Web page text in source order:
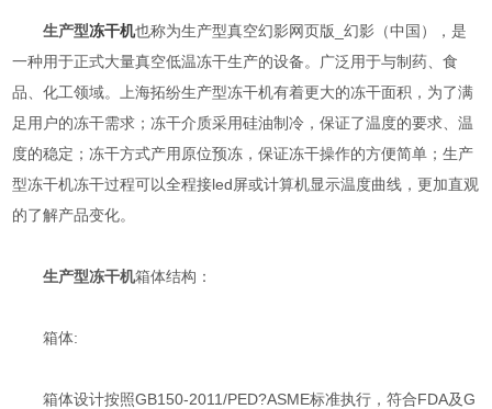
生产型冻干机也称为生产型真空幻影网页版_幻影（中国），是
一种用于正式大量真空低温冻干生产的设备。广泛用于与制药、食
品、化工领域。上海拓纷生产型冻干机有着更大的冻干面积，为了满
足用户的冻干需求；冻干介质采用硅油制冷，保证了温度的要求、温
度的稳定；冻干方式产用原位预冻，保证冻干操作的方便简单；生产
型冻干机冻干过程可以全程接led屏或计算机显示温度曲线，更加直观
的了解产品变化。
生产型冻干机箱体结构：
箱体:
箱体设计按照GB150-2011/PED?ASME标准执行，符合FDA及G